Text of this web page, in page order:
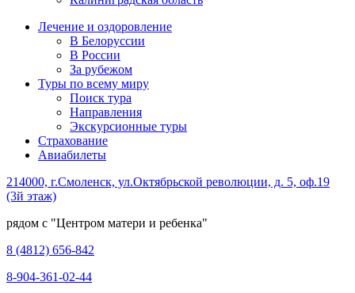
Лечение и оздоровление
В Белоруссии
В России
За рубежом
Туры по всему миру
Поиск тура
Направления
Экскурсионные туры
Страхование
Авиабилеты
214000, г.Смоленск, ул.Октябрьской революции, д. 5, оф.19
(3й этаж)
рядом с "Центром матери и ребенка"
8 (4812) 656-842
8-904-361-02-44